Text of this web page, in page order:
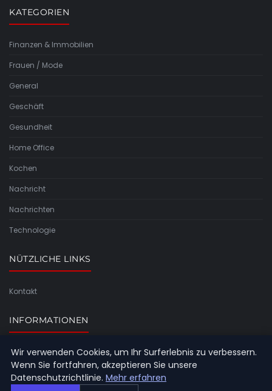
KATEGORIEN
Finanzen & Immobilien
Frauen / Mode
General
Geschäft
Gesundheit
Home Office
Kochen
Nachricht
Nachrichten
Technologie
NÜTZLICHE LINKS
Kontakt
INFORMATIONEN
Seitenübersicht
Wir verwenden Cookies, um Ihr Surferlebnis zu verbessern.
Wenn Sie fortfahren, akzeptieren Sie unsere
Datenschutzrichtlinie. Mehr erfahren